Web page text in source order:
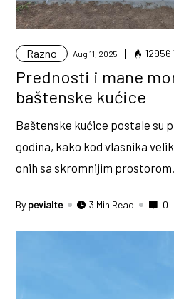
Razno Aug 11, 2025 12956
Prednosti i mane
baštenske kućice
Baštenske kućice postale su
godina, kako kod vlasnika
onih sa skromnijim prostorom.
By pevialte 3 Min Read 0